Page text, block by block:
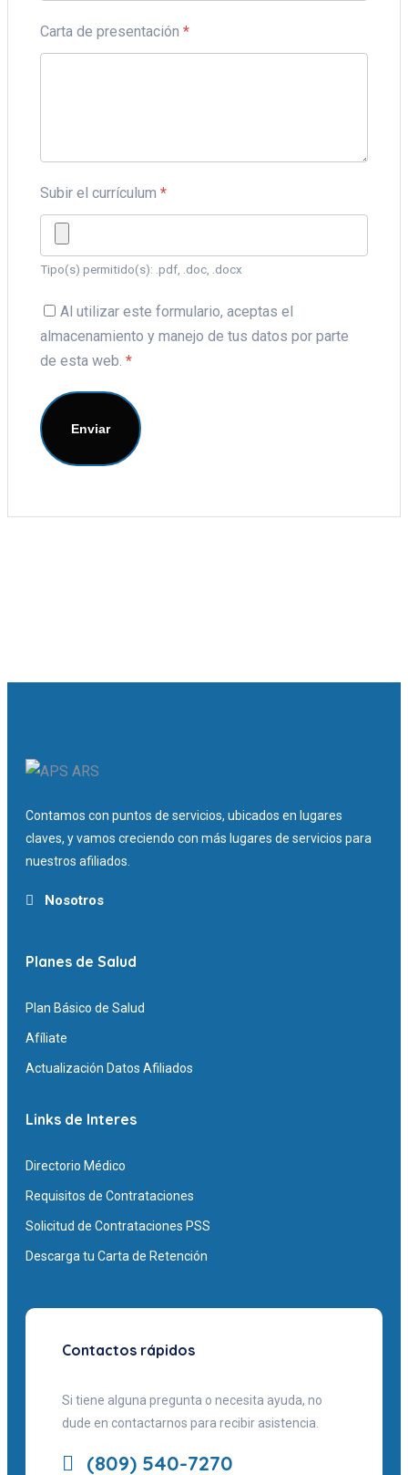
Carta de presentación *
Subir el currículum *
Tipo(s) permitido(s): .pdf, .doc, .docx
Al utilizar este formulario, aceptas el
almacenamiento y manejo de tus datos por parte
de esta web. *
Contamos con puntos de servicios, ubicados en lugares
claves, y vamos creciendo con más lugares de servicios para
nuestros afiliados.
Nosotros
Planes de Salud
Plan Básico de Salud
Afíliate
Actualización Datos Afiliados
Links de Interes
Directorio Médico
Requisitos de Contrataciones
Solicitud de Contrataciones PSS
Descarga tu Carta de Retención
Contactos rápidos
Si tiene alguna pregunta o necesita ayuda, no
dude en contactarnos para recibir asistencia.
(809) 540-7270